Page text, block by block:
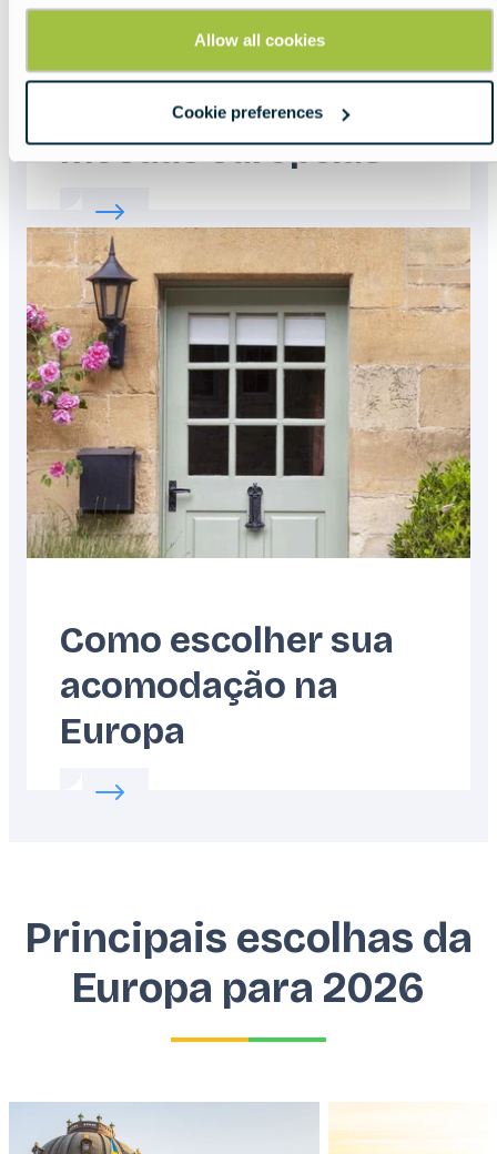
Allow all cookies
Cookie preferences
O guia para o ajudar a
compreender as
moedas europeias
Read more about:
Featured
image
Como escolher sua
acomodação na
Europa
Read more about:
Principais escolhas da
Europa para 2026